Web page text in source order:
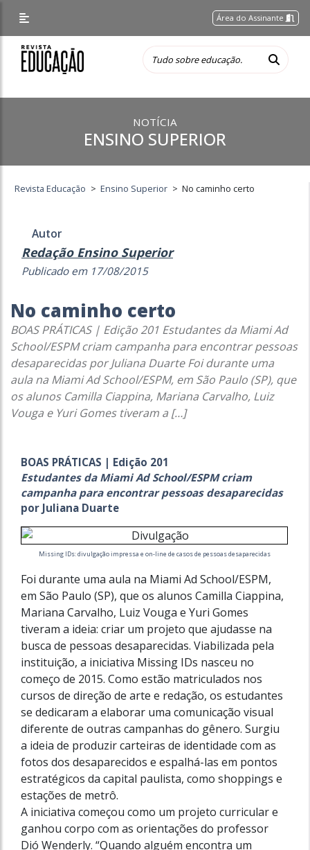
Área do Assinante
NOTÍCIA
ENSINO SUPERIOR
Revista Educação > Ensino Superior > No caminho certo
Autor
Redação Ensino Superior
Publicado em 17/08/2015
No caminho certo
BOAS PRÁTICAS | Edição 201 Estudantes da Miami Ad
School/ESPM criam campanha para encontrar pessoas
desaparecidas por Juliana Duarte Foi durante uma
aula na Miami Ad School/ESPM, em São Paulo (SP), que
os alunos Camilla Ciappina, Mariana Carvalho, Luiz
Vouga e Yuri Gomes tiveram a […]
BOAS PRÁTICAS | Edição 201
Estudantes da Miami Ad School/ESPM criam
campanha para encontrar pessoas desaparecidas
por Juliana Duarte
Missing IDs: divulgação impressa e on-line de casos de pessoas desaparecidas
Foi durante uma aula na Miami Ad School/ESPM,
em São Paulo (SP), que os alunos Camilla Ciappina,
Mariana Carvalho, Luiz Vouga e Yuri Gomes
tiveram a ideia: criar um projeto que ajudasse na
busca de pessoas desaparecidas. Viabilizada pela
instituição, a iniciativa Missing IDs nasceu no
começo de 2015. Como estão matriculados nos
cursos de direção de arte e redação, os estudantes
se dedicaram a elaborar uma comunicação visual
diferente de outras campanhas do gênero. Surgiu
a ideia de produzir carteiras de identidade com as
fotos dos desaparecidos e espalhá-las em pontos
estratégicos da capital paulista, como shoppings e
estações de metrô.
A iniciativa começou como um projeto curricular e
ganhou corpo com as orientações do professor
Dió Wenderly. “Quando alguém encontra um